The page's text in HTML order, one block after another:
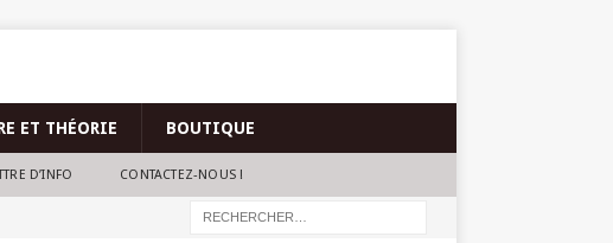
ET THÉORIE BOUTIQUE
D’INFO CONTACTEZ-NOUS !